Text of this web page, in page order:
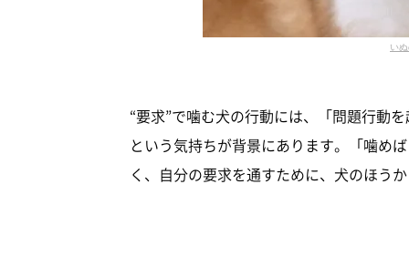
い
“要求”で噛む犬の行動には、「問題行動
という気持ちが背景にあります。「噛め
く、自分の要求を通すために、犬のほう